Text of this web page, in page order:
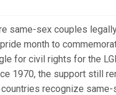
same-sex couples
month to
for civil rights for the
1970, the support still
recognize same-